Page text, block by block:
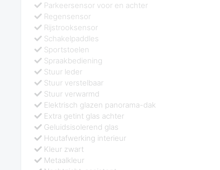
Parkeersensor voor en achter
Regensensor
Rijstrooksensor
Schakelpaddles
Sportstoelen
Spraakbediening
Stuur leder
Stuur verstelbaar
Stuur verwarmd
Elektrisch glazen panorama-dak
Extra getint glas achter
Geluidsisolerend glas
Houtafwerking interieur
Kleur zwart
Metaalkleur